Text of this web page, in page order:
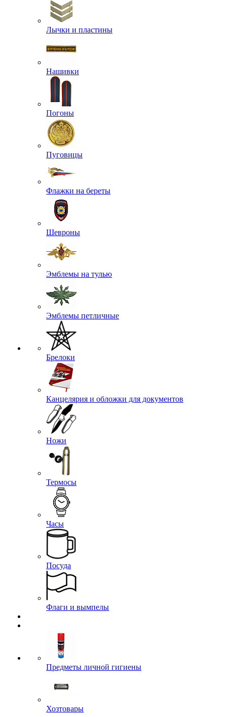
Лычки и пластины
Нашивки
Погоны
Пуговицы
Флажки на береты
Шевроны
Эмблемы на тулью
Эмблемы петличные
Брелоки
Канцелярия и обложки для документов
Ножи
Термосы
Часы
Посуда
Флаги и вымпелы
Предметы личной гигиены
Хозтовары